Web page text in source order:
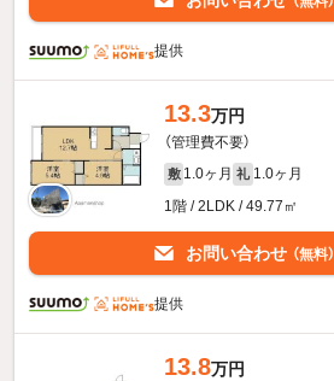
提供
13.3万円
（管理費不要）
敷 1.0ヶ月 礼 1.0ヶ月
1階 / 2LDK / 49.77㎡
お問い合わせ （無料）
提供
13.8万円